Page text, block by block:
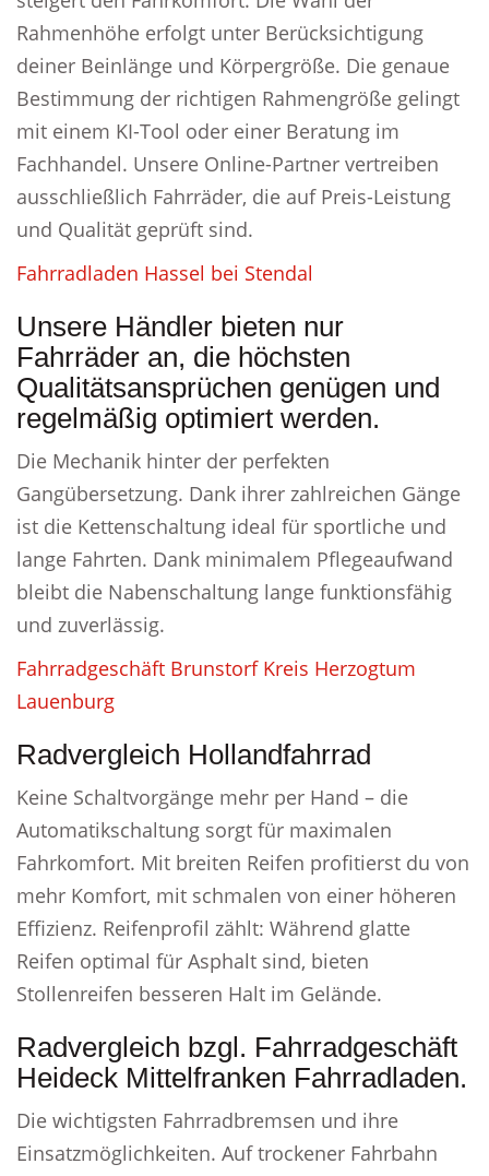
Rahmenhöhe erfolgt unter Berücksichtigung
deiner Beinlänge und Körpergröße. Die genaue
Bestimmung der richtigen Rahmengröße gelingt
mit einem KI-Tool oder einer Beratung im
Fachhandel. Unsere Online-Partner vertreiben
ausschließlich Fahrräder, die auf Preis-Leistung
und Qualität geprüft sind.
Fahrradladen Hassel bei Stendal
Unsere Händler bieten nur
Fahrräder an, die höchsten
Qualitätsansprüchen genügen und
regelmäßig optimiert werden.
Die Mechanik hinter der perfekten
Gangübersetzung. Dank ihrer zahlreichen Gänge
ist die Kettenschaltung ideal für sportliche und
lange Fahrten. Dank minimalem Pflegeaufwand
bleibt die Nabenschaltung lange funktionsfähig
und zuverlässig.
Fahrradgeschäft Brunstorf Kreis Herzogtum
Lauenburg
Radvergleich Hollandfahrrad
Keine Schaltvorgänge mehr per Hand – die
Automatikschaltung sorgt für maximalen
Fahrkomfort. Mit breiten Reifen profitierst du von
mehr Komfort, mit schmalen von einer höheren
Effizienz. Reifenprofil zählt: Während glatte
Reifen optimal für Asphalt sind, bieten
Stollenreifen besseren Halt im Gelände.
Radvergleich bzgl. Fahrradgeschäft
Heideck Mittelfranken Fahrradladen.
Die wichtigsten Fahrradbremsen und ihre
Einsatzmöglichkeiten. Auf trockener Fahrbahn